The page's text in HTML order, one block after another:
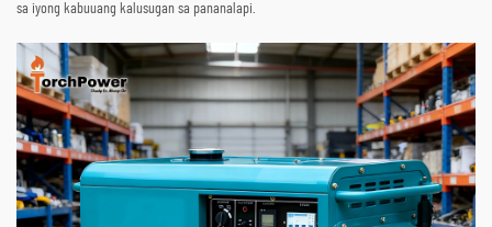
sa iyong kabuuang kalusugan sa pananalapi.